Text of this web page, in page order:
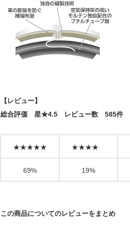
【レビュー】
総合評価 星★4.5 レビュー数 585件
★★★★★ ★★★★
69% 19%
この商品についてのレビューをまとめ